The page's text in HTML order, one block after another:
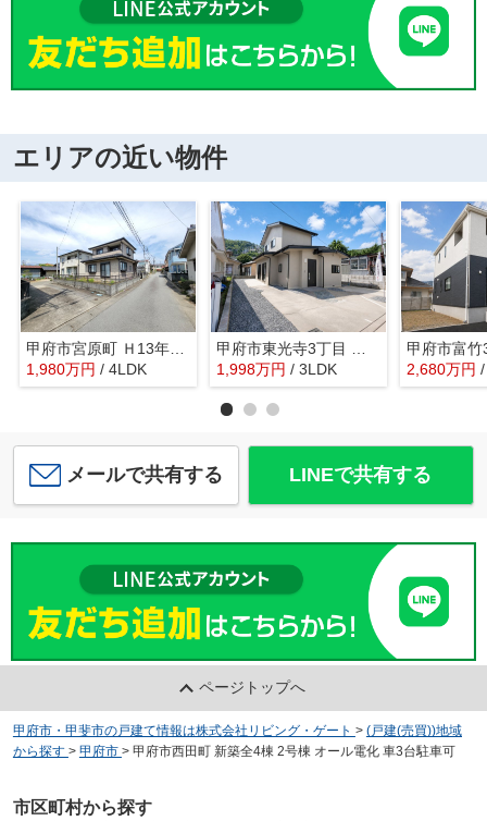
エリアの近い物件
甲府市宮原町 Ｈ13年築中古戸建 綺麗な室内 日当良好
1,980万円 / 4LDK
甲府市東光寺3丁目 内外装一新 中古戸建 駅歩13分 車4台
1,998万円 / 3LDK 2,680万円
メールで共有する LINEで共有する
ページトップへ
甲府市・甲斐市の戸建て情報は株式会社リビング・ゲート > (戸建(売買))地域
から探す > 甲府市 > 甲府市西田町 新築全4棟 2号棟 オール電化 車3台駐車可
市区町村から探す